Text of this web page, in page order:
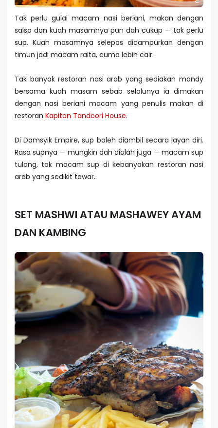
Tak perlu gulai macam nasi beriani, makan dengan
salsa dan kuah masamnya pun dah cukup — tak perlu
sup. Kuah masamnya selepas dicampurkan dengan
timun jadi macam raita, cuma lebih cair.
Tak banyak restoran nasi arab yang sediakan mandy
bersama kuah masam sebab selalunya ia dimakan
dengan nasi beriani macam yang penulis makan di
restoran Kapitan Tandoori House.
Di Damsyik Empire, sup boleh diambil secara layan diri.
Rasa supnya — mungkin dah diolah juga — macam sup
tulang, tak macam sup di kebanyakan restoran nasi
arab yang sedikit tawar.
SET MASHWI ATAU MASHAWEY AYAM
DAN KAMBING